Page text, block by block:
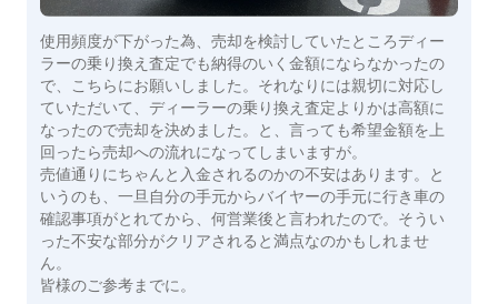
使用頻度が下がった為、売却を検討していたところディー
ラーの乗り換え査定でも納得のいく金額にならなかったの
で、こちらにお願いしました。それなりには親切に対応し
ていただいて、ディーラーの乗り換え査定よりかは高額に
なったので売却を決めました。と、言っても希望金額を上
回ったら売却への流れになってしまいますが。
売値通りにちゃんと入金されるのかの不安はあります。と
いうのも、一旦自分の手元からバイヤーの手元に行き車の
確認事項がとれてから、何営業後と言われたので。そうい
った不安な部分がクリアされると満点なのかもしれませ
ん。
皆様のご参考までに。